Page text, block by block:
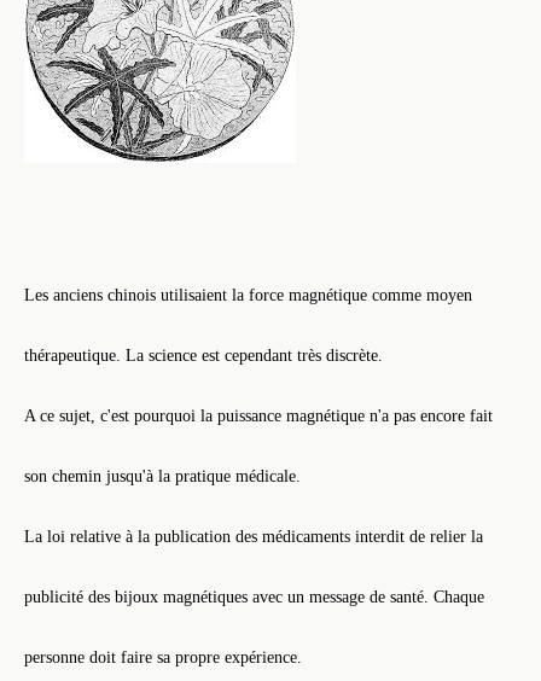
Les anciens chinois utilisaient la force magnétique comme moyen
thérapeutique. La science est cependant très discrète.
A ce sujet, c'est pourquoi la puissance magnétique n'a pas encore fait
son chemin jusqu'à la pratique médicale.
La loi relative à la publication des médicaments interdit de relier la
publicité des bijoux magnétiques avec un message de santé. Chaque
personne doit faire sa propre expérience.